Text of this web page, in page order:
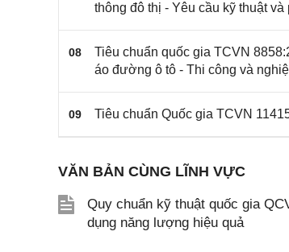
thông đô thị - Yêu cầu kỹ thuật
08
Tiêu chuẩn quốc gia TCVN
áo đường ô tô - Thi công và
09 Tiêu chuẩn Quốc gia TCVN
VĂN BẢN CÙNG LĨNH VỰC
Quy chuẩn kỹ thuật quốc gia
dụng năng lượng hiệu quả